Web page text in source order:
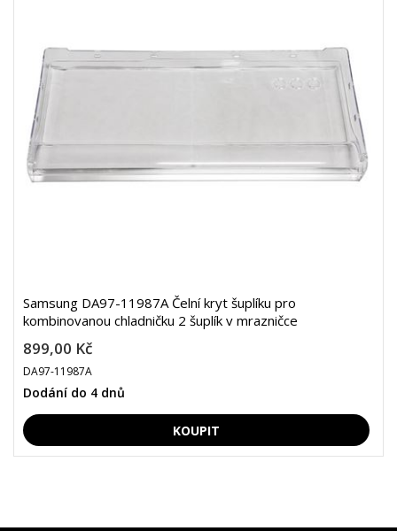
Samsung DA97-11987A Čelní kryt šuplíku pro
kombinovanou chladničku 2 šuplík v mrazničce
899,00 Kč
DA97-11987A
Dodání do 4 dnů